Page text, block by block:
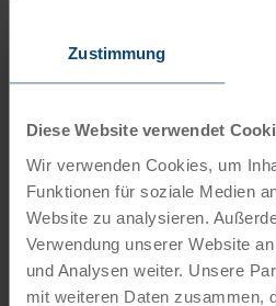
Zustimmung
Diese Website verwendet
Wir verwenden Cookies, um
Funktionen für soziale Medien
Website zu analysieren.
Verwendung unserer Website
und Analysen weiter. Unsere
mit weiteren Daten zusammen,
Tourenrad Damen klein
Das 7-Gang Tourenrad mit
Marken Schauff oder Kalkhoff.
seit 1945…
Mehr lesen